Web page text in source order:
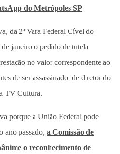
do Metrópoles SP
da 2ª Vara Federal Cível do
janeiro o pedido de tutela
no valor correspondente ao
de ser assassinado, de diretor do
TV Cultura.
porque a União Federal pode
ano passado, a Comissão de
o reconhecimento de